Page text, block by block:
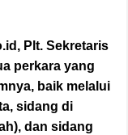
Plt. Sekretaris
perkara yang
baik melalui
sidang di
dan sidang